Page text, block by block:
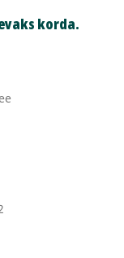
korda.